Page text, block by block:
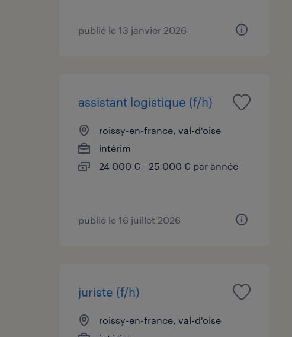
publié le 13 janvier 2026
assistant logistique (f/h)
roissy-en-france, val-d'oise
intérim
24 000 € - 25 000 € par année
publié le 16 juillet 2026
juriste (f/h)
roissy-en-france, val-d'oise